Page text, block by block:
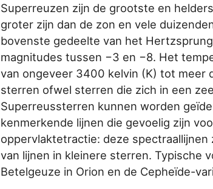
Superreuzen zijn de grootste en
groter zijn dan de zon en vele
bovenste gedeelte van het
magnitudes tussen −3 en −8. Het
van ongeveer 3400 kelvin (K) tot meer
sterren ofwel sterren die zich in een
Superreussterren kunnen worden
kenmerkende lijnen die gevoelig zijn
oppervlaktetractie: deze
van lijnen in kleinere sterren. Typische
Betelgeuze in Orion en de Cepheïde-